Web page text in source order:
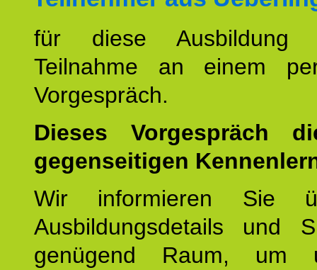
für diese
Teilnahme an einem
Vorgespräch.
Dieses Vorgespräch
gegenseitigen
Wir informieren Sie
Ausbildungsdetails und
genügend Raum, um